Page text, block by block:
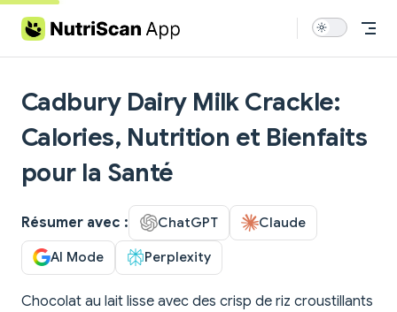
Skip to content
Cadbury Dairy Milk Crackle:
Calories, Nutrition et Bienfaits
pour la Santé
Résumer avec : ChatGPT Claude
AI Mode Perplexity
Chocolat au lait lisse avec des crisp de riz croustillants